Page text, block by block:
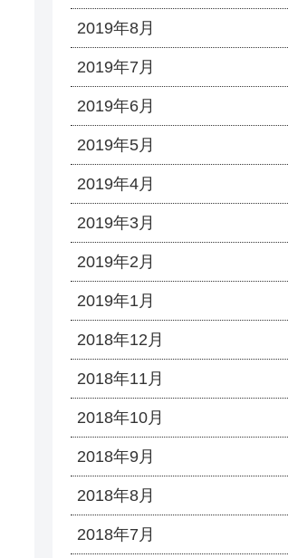
2019年8月
2019年7月
2019年6月
2019年5月
2019年4月
2019年3月
2019年2月
2019年1月
2018年12月
2018年11月
2018年10月
2018年9月
2018年8月
2018年7月